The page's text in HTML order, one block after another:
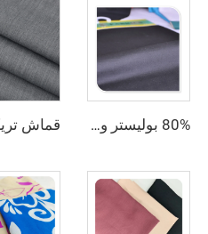
80% بوليستر و20% قطن بوبلين قماش رخيص للبطانة والجيب وقماش قمصان رجالية